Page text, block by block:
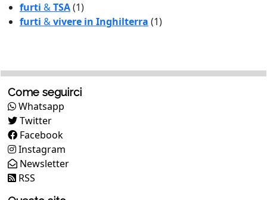
furti &TSA(1)
furti &vivere in Inghilterra (1)
Come seguirci
Whatsapp
Twitter
Facebook
Instagram
Newsletter
RSS